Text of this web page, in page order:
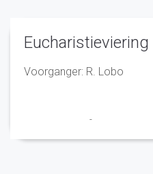
Eucharistieviering
Voorganger: R. Lobo
-